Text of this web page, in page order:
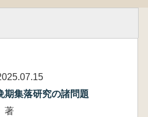
期集落研究の諸問題
著